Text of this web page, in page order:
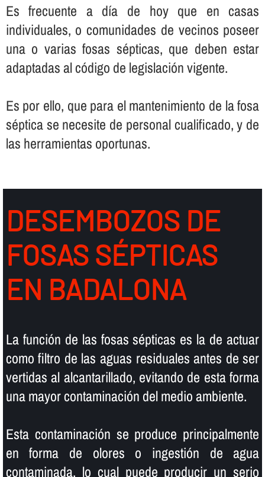
Es frecuente a dí­a de hoy que en casas
individuales, o comunidades de vecinos poseer
una o varias fosas sépticas, que deben estar
adaptadas al código de legislación vigente.
Es por ello, que para el mantenimiento de la fosa
séptica se necesite de personal cualificado, y de
las herramientas oportunas.
DESEMBOZOS DE
FOSAS SÉPTICAS
EN BADALONA
La función de las fosas sépticas es la de actuar
como filtro de las aguas residuales antes de ser
vertidas al alcantarillado, evitando de esta forma
una mayor contaminación del medio ambiente.
Esta contaminación se produce principalmente
en forma de olores o ingestión de agua
contaminada, lo cual puede producir un serio